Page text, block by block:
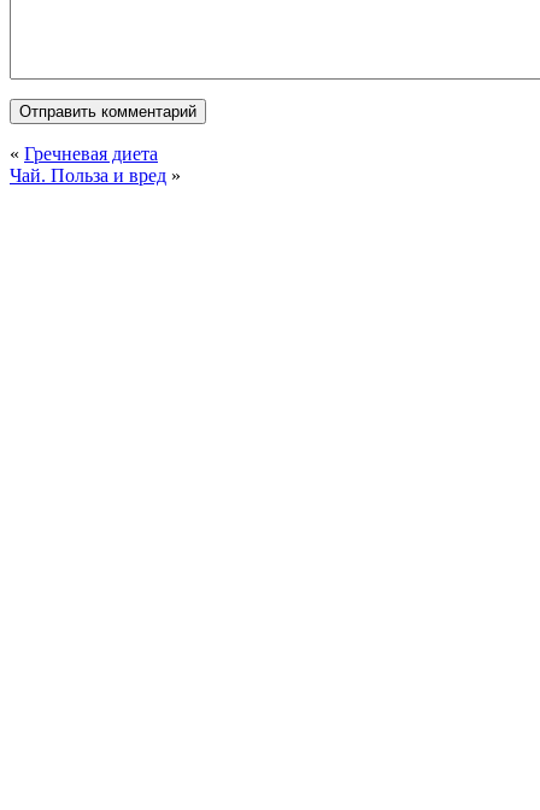
« Гречневая диета
Чай. Польза и вред »